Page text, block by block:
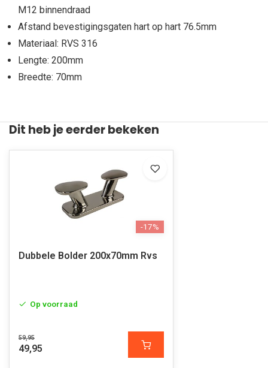
M12 binnendraad
Afstand bevestigingsgaten hart op hart 76.5mm
Materiaal: RVS 316
Lengte: 200mm
Breedte: 70mm
Dit heb je eerder bekeken
-17%
Dubbele Bolder 200x70mm Rvs
Op voorraad
59,95
49,95